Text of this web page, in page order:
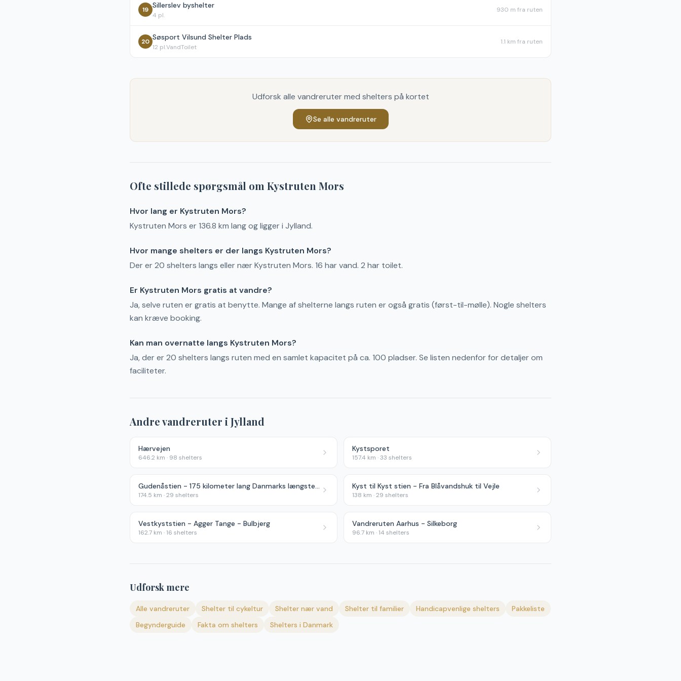
19 Sillerslev byshelter
4 pl.
930 m fra ruten
20 Søsport Vilsund Shelter Plads
12 pl.VandToilet
1.1 km fra ruten
Udforsk alle vandreruter med shelters på kortet
Se alle vandreruter
Ofte stillede spørgsmål om Kystruten Mors
Hvor lang er Kystruten Mors?
Kystruten Mors er 136.8 km lang og ligger i Jylland.
Hvor mange shelters er der langs Kystruten Mors?
Der er 20 shelters langs eller nær Kystruten Mors. 16 har vand. 2 har toilet.
Er Kystruten Mors gratis at vandre?
Ja, selve ruten er gratis at benytte. Mange af shelterne langs ruten er også gratis (først-til-mølle). Nogle shelters
kan kræve booking.
Kan man overnatte langs Kystruten Mors?
Ja, der er 20 shelters langs ruten med en samlet kapacitet på ca. 100 pladser. Se listen nedenfor for detaljer om
faciliteter.
Andre vandreruter i Jylland
Hærvejen
646.2 km · 98 shelters
Kystsporet
157.4 km ·33 shelters
Gudenåstien - 175 kilometer lang Danmarks længste å
174.5 km ·29 shelters
Kyst til Kyst stien - Fra Blåvandshuk til Vejle
138 km ·29 shelters
Vestkyststien - Agger Tange - Bulbjerg
162.7 km · 16 shelters
Vandreruten Aarhus - Silkeborg
96.7 km · 14 shelters
Udforsk mere
Alle vandreruter Shelter til cykeltur Shelter nær vand Shelter til familier Handicapvenlige shelters
Pakkeliste
Begynderguide
Fakta om shelters Shelters i Danmark